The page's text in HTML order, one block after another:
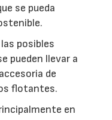
se pueda
posibles
pueden llevar a
de
flotantes.
en